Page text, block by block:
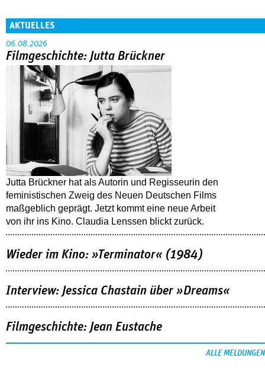
AKTUELLES
06.08.2026
Filmgeschichte: Jutta Brückner
Jutta Brückner hat als Autorin und Regisseurin den
feministischen Zweig des Neuen Deutschen Films
maßgeblich geprägt. Jetzt kommt eine neue Arbeit
von ihr ins Kino. Claudia Lenssen blickt zurück.
Wieder im Kino: »Terminator« (1984)
Interview: Jessica Chastain über »Dreams«
Filmgeschichte: Jean Eustache
ALLE MELDUNGEN